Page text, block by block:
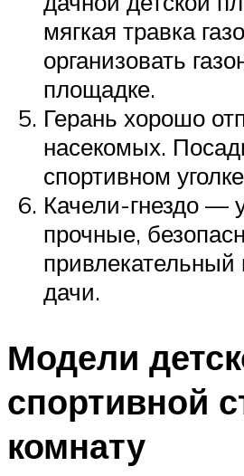
мягкая травка
организовать
площадке.
Герань хорошо
насекомых.
спортивном
Качели-гнездо —
прочные,
привлекательный
дачи.
Модели
спортивной
комнату